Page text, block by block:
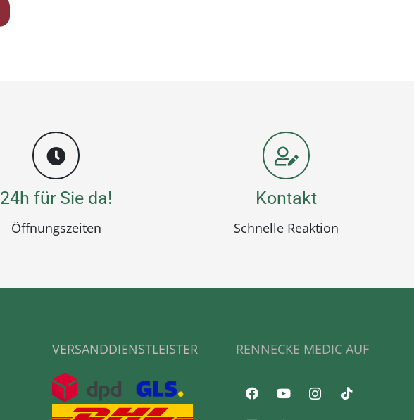
24h für Sie da!
Öffnungszeiten
Kontakt
Schnelle Reaktion
VERSANDDIENSTLEISTER RENNECKE MEDIC AUF